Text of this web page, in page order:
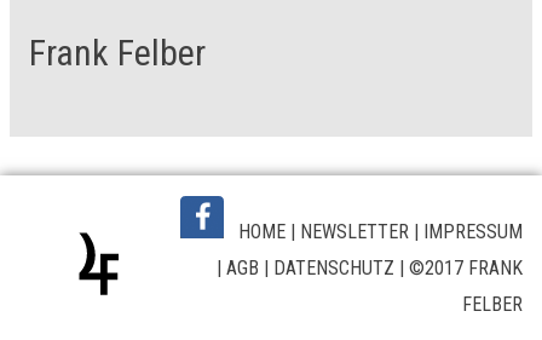
Frank Felber
HOME | NEWSLETTER | IMPRESSUM
| AGB | DATENSCHUTZ | ©2017 FRANK
FELBER